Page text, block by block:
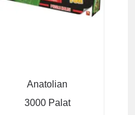
Anatolian
3000 Palat